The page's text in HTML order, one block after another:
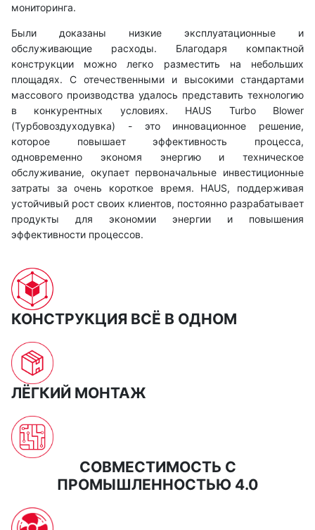
мониторинга.
Были доказаны низкие эксплуатационные и
обслуживающие расходы. Благодаря компактной
конструкции можно легко разместить на небольших
площадях. С отечественными и высокими стандартами
массового производства удалось представить технологию
в конкурентных условиях. HAUS Turbo Blower
(Турбовоздуходувка) - это инновационное решение,
которое повышает эффективность процесса,
одновременно экономя энергию и техническое
обслуживание, окупает первоначальные инвестиционные
затраты за очень короткое время. HAUS, поддерживая
устойчивый рост своих клиентов, постоянно разрабатывает
продукты для экономии энергии и повышения
эффективности процессов.
КОНСТРУКЦИЯ ВСЁ В ОДНОМ
ЛЁГКИЙ МОНТАЖ
СОВМЕСТИМОСТЬ С
ПРОМЫШЛЕННОСТЬЮ 4.0